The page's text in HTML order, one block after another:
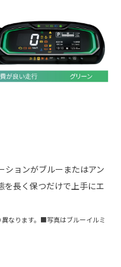
ションがブルーまたはアン
を長く保つだけで上手にエ
なります。■写真はブルーイルミ